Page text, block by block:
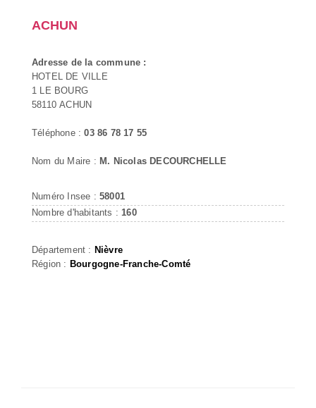
ACHUN
Adresse de la commune :
HOTEL DE VILLE
1 LE BOURG
58110 ACHUN
Téléphone :03 86 78 17 55
Nom du Maire : M. Nicolas DECOURCHELLE
Numéro Insee : 58001
Nombre d'habitants : 160
Département : Nièvre
Région : Bourgogne-Franche-Comté